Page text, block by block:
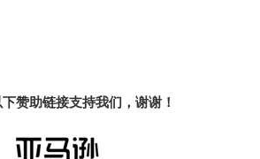
赞助链接支持我们，谢谢！